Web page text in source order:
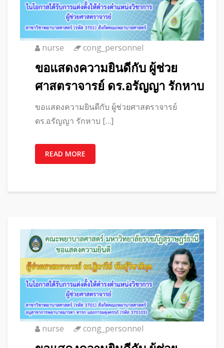
nurse cong_personnel
ขอแสดงความยินดีกับ ผู้ช่วย
ศาสตราจารย์ ดร.อรัญญา รักหาบ
ขอแสดงความยินดีกับ ผู้ช่วยศาสตราจารย์
ดร.อรัญญา รักหาบ […]
READ MORE
nurse cong_personnel